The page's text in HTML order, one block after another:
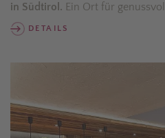
in Südtirol. Ein Ort für
DETAILS